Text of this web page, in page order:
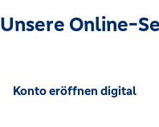
Unsere Online-
Konto eröffnen digital